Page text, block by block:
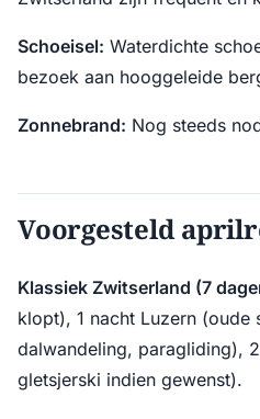
Schoeisel: Waterdichte
bezoek aan hooggeleide
Zonnebrand: Nog steeds
Voorgesteld
Klassiek Zwitserland (7
klopt), 1 nacht Luzern
dalwandeling, paragliding),
gletsjerski indien gewenst).